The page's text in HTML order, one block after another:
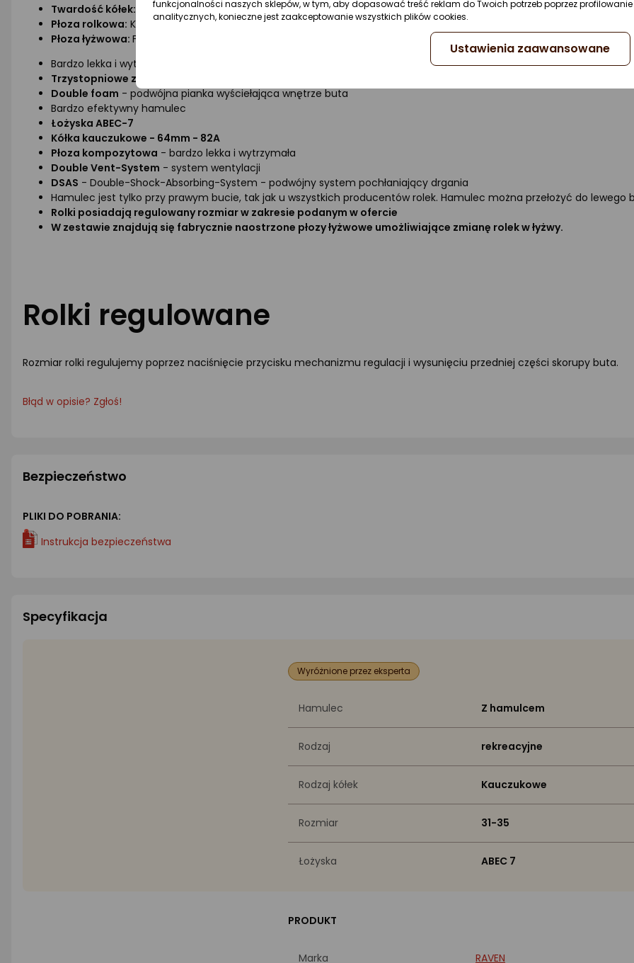
Twardość kółek: PU - kauczukowe 82A
Płoza rolkowa: Kompozytowa
Płoza łyżwowa: Figurowa
Bardzo lekka i wytrzymała półmiękka skorupa z poliwęglanu
Trzystopniowe zapięcie
Double foam - podwójna pianka wyściełająca wnętrze buta
Bardzo efektywny hamulec
Łożyska ABEC-7
Kółka kauczukowe - 64mm - 82A
Płoza kompozytowa - bardzo lekka i wytrzymała
Double Vent-System - system wentylacji
DSAS - Double-Shock-Absorbing-System - podwójny system pochłaniający drgania
Hamulec jest tylko przy prawym bucie, tak jak u wszystkich producentów rolek. Hamulec można przełożyć do lewego
Rolki posiadają regulowany rozmiar w zakresie podanym w ofercie
W zestawie znajdują się fabrycznie naostrzone płozy łyżwowe umożliwiające zmianę rolek w łyżwy.
Rolki regulowane
Rozmiar rolki regulujemy poprzez naciśnięcie przycisku mechanizmu regulacji i wysunięciu przedniej części skorupy buta.
Błąd w opisie? Zgłoś!
Bezpieczeństwo
PLIKI DO POBRANIA:
Instrukcja bezpieczeństwa
Specyfikacja
Wyróżnione przez eksperta
Hamulec Z hamulcem
Rodzaj rekreacyjne
Rodzaj kółek Kauczukowe
Rozmiar 31-35
Łożyska ABEC 7
PRODUKT
Marka RAVEN
funkcjonalności naszych sklepów, w tym, aby dopasować treść reklam do Twoich potrzeb poprzez
analitycznych, konieczne jest zaakceptowanie wszystkich plików cookies.
Ustawienia zaawansowane